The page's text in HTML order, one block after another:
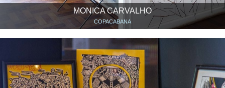
MONICA CARVALHO
COPACABANA